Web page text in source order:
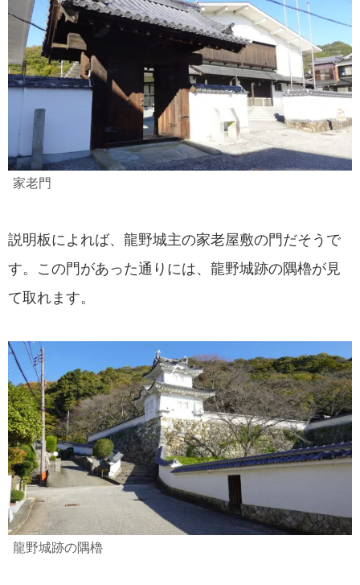
家老門
説明板によれば、龍野城主の家老屋敷の門だそうで
す。この門があった通りには、龍野城跡の隅櫓が見
て取れます。
龍野城跡の隅櫓